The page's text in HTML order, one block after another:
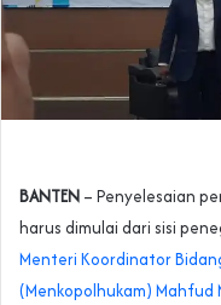
BANTEN – Penyelesaian
harus dimulai dari sisi
Menteri Koordinator
(Menkopolhukam) Mahfud